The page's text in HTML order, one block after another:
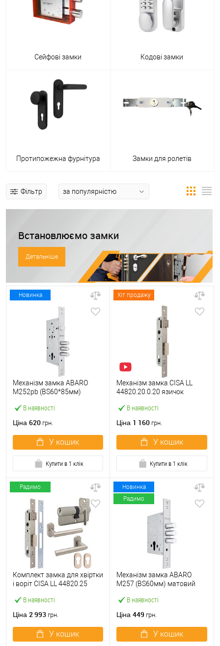
Сейфові замки Кодові замки
Протипожежна фурнітура Замки для ролетів
Фільтр
Встановлюємо замки
Детальніше
Новинка
В наявності
Механізм замка ABARO
M252pb (BS60*85мм)
пакування без зв.планки
Ціна 620 грн.
У кошик
Купити в 1 клік
Хіт продажу
В наявності
Механізм замка CISA LL
44820.20.0.20 язичок
нержавіюча сталь
Ціна 1 160 грн.
У кошик
Купити в 1 клік
Радимо
В наявності
Комплект замка для хвіртки
і воріт CISA LL 44820.25
C2000 60 мм та ручками
Ціна 2 993 грн.
У кошик
Новинка
Радимо
В наявності
Механізм замка ABARO
M257 (BS60мм) матовий
Ціна 449 грн.
У кошик